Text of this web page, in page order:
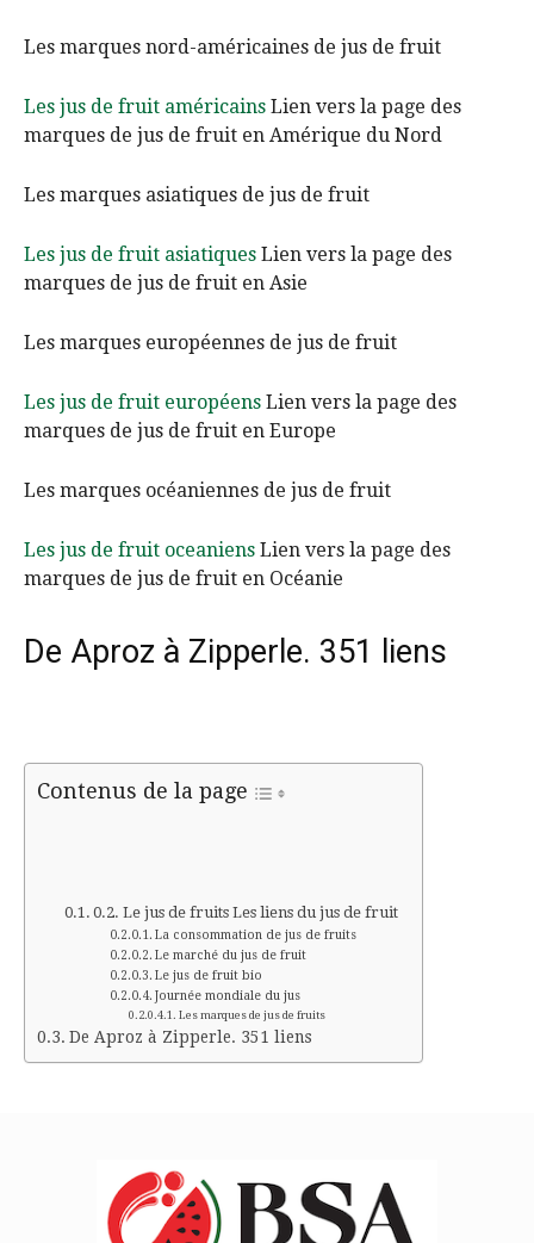
Les marques nord-américaines de jus de fruit
Les jus de fruit américains Lien vers la page des
marques de jus de fruit en Amérique du Nord
Les marques asiatiques de jus de fruit
Les jus de fruit asiatiques Lien vers la page des
marques de jus de fruit en Asie
Les marques européennes de jus de fruit
Les jus de fruit européens Lien vers la page des
marques de jus de fruit en Europe
Les marques océaniennes de jus de fruit
Les jus de fruit oceaniens Lien vers la page des
marques de jus de fruit en Océanie
De Aproz à Zipperle. 351 liens
Contenus de la page
Le jus de fruits Les liens du jus de fruit
La consommation de jus de fruits
Le marché du jus de fruit
Le jus de fruit bio
Journée mondiale du jus
Les marques de jus de fruits
De Aproz à Zipperle. 351 liens